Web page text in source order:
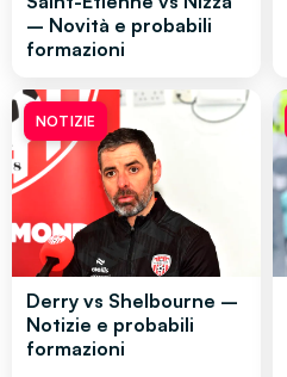
– Novità e probabili
formazioni
NOTIZIE
Derry vs Shelbourne –
Notizie e probabili
formazioni